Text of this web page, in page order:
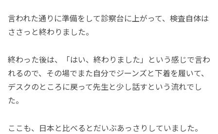
言われた通りに準備をして診察台に上がって、検査自体は
ささっと終わりました。
終わった後は、「はい、終わりました」という感じで言わ
れるので、その場でまた自分でジーンズと下着を履いて、
デスクのところに戻って先生と少し話すという流れでし
た。
ここも、日本と比べるとだいぶあっさりしていました。